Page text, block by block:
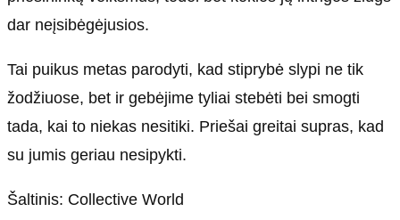
dar neįsibėgėjusios.
Tai puikus metas parodyti, kad stiprybė slypi ne tik
žodžiuose, bet ir gebėjime tyliai stebėti bei smogti
tada, kai to niekas nesitiki. Priešai greitai supras, kad
su jumis geriau nesipykti.
Šaltinis: Collective World